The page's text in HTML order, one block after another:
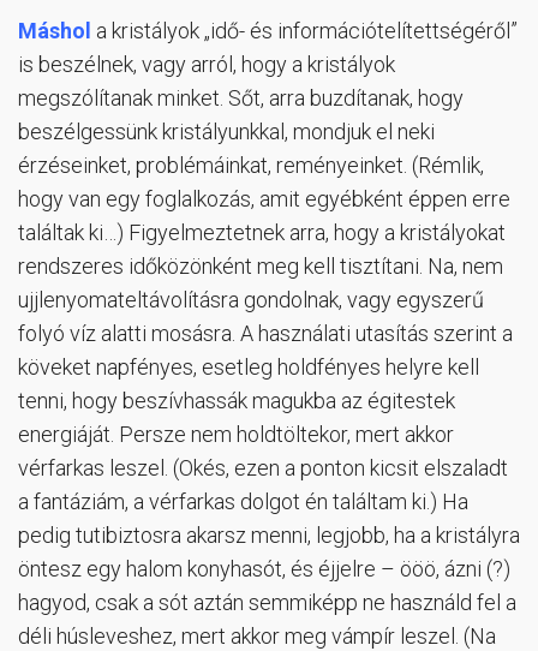
Máshol a kristályok „idő- és információtelítettségéről”
is beszélnek, vagy arról, hogy a kristályok
megszólítanak minket. Sőt, arra buzdítanak, hogy
beszélgessünk kristályunkkal, mondjuk el neki
érzéseinket, problémáinkat, reményeinket. (Rémlik,
hogy van egy foglalkozás, amit egyébként éppen erre
találtak ki…) Figyelmeztetnek arra, hogy a kristályokat
rendszeres időközönként meg kell tisztítani. Na, nem
ujjlenyomateltávolításra gondolnak, vagy egyszerű
folyó víz alatti mosásra. A használati utasítás szerint a
köveket napfényes, esetleg holdfényes helyre kell
tenni, hogy beszívhassák magukba az égitestek
energiáját. Persze nem holdtöltekor, mert akkor
vérfarkas leszel. (Okés, ezen a ponton kicsit elszaladt
a fantáziám, a vérfarkas dolgot én találtam ki.) Ha
pedig tutibiztosra akarsz menni, legjobb, ha a kristályra
öntesz egy halom konyhasót, és éjjelre – ööö, ázni (?)
hagyod, csak a sót aztán semmiképp ne használd fel a
déli húsleveshez, mert akkor meg vámpír leszel. (Na